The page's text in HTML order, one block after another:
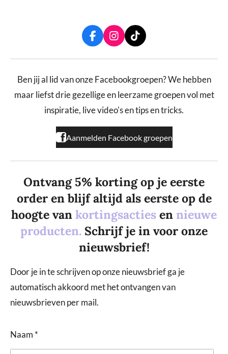
F
a
c
b
o
k
I
n
s
a
r
a
T
i
k
o
Ben jij al lid van onze Facebookgroepen? We hebben
maar liefst drie gezellige en leerzame groepen vol met
inspiratie, live video's en tips en tricks.
Aanmelden Facebook groepen
Ontvang 5% korting op je eerste
order en blijf altijd als eerste op de
hoogte van kortingsacties en nieuwe
producten. Schrijf je in voor onze
nieuwsbrief!
Door je in te schrijven op onze nieuwsbrief ga je
automatisch akkoord met het ontvangen van
nieuwsbrieven per mail.
Naam *